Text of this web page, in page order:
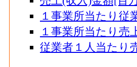
１事業所当たり従
１事業所当たり売
従業者１人当たり